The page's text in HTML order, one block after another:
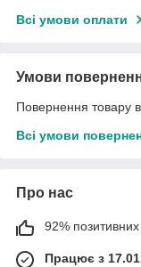
Всі умови оплати
Умови
Повернення товару
Всі умови
Про нас
92% позитивних
Працює з